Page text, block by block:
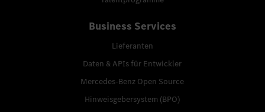
Business Services
Lieferanten
Daten & APIs für Entwickler
Mercedes-Benz Open Source
Hinweisgebersystem (BPO)